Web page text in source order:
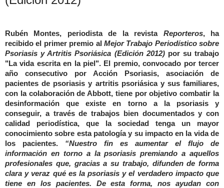
Rubén Montes, periodista de la revista Reporteros, ha
recibido el primer premio al Mejor Trabajo Periodístico sobre
Psoriasis y Artritis Psoriásica (Edición 2012)por su trabajo
"La vida escrita en la piel". El premio, convocado por tercer
año consecutivo por Acción Psoriasis, asociación de
pacientes de psoriasis y artritis psoriásica y sus familiares,
con la colaboración de Abbott, tiene por objetivo combatir la
desinformación que existe en torno a la psoriasis y
conseguir, a través de trabajos bien documentados y con
calidad periodística, que la sociedad tenga un mayor
conocimiento sobre esta patología y su impacto en la vida de
los pacientes. “Nuestro fin es aumentar el flujo de
información en torno a la psoriasis premiando a aquellos
profesionales que, gracias a su trabajo, difunden de forma
clara y veraz qué es la psoriasis y el verdadero impacto que
tiene en los pacientes. De esta forma, nos ayudan con